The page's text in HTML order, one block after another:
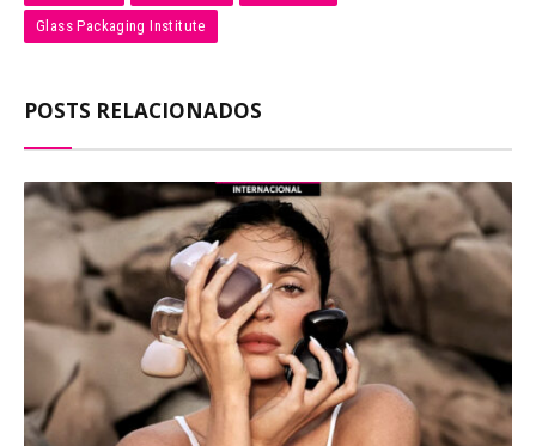
Glass Packaging Institute
POSTS RELACIONADOS